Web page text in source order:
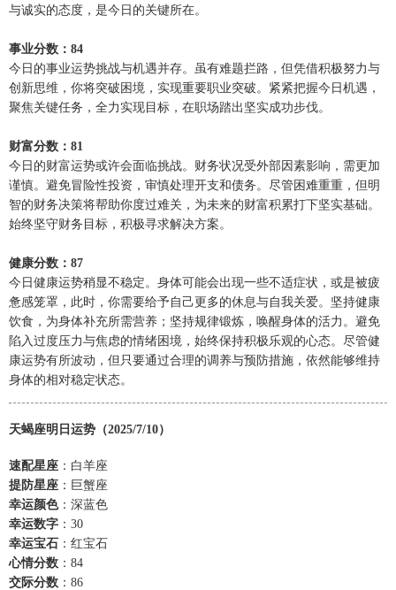
与诚实的态度，是今日的关键所在。
事业分数：84
今日的事业运势挑战与机遇并存。虽有难题拦路，但凭借积极努力与
创新思维，你将突破困境，实现重要职业突破。紧紧把握今日机遇，
聚焦关键任务，全力实现目标，在职场踏出坚实成功步伐。
财富分数：81
今日的财富运势或许会面临挑战。财务状况受外部因素影响，需更加
谨慎。避免冒险性投资，审慎处理开支和债务。尽管困难重重，但明
智的财务决策将帮助你度过难关，为未来的财富积累打下坚实基础。
始终坚守财务目标，积极寻求解决方案。
健康分数：87
今日健康运势稍显不稳定。身体可能会出现一些不适症状，或是被疲
惫感笼罩，此时，你需要给予自己更多的休息与自我关爱。坚持健康
饮食，为身体补充所需营养；坚持规律锻炼，唤醒身体的活力。避免
陷入过度压力与焦虑的情绪困境，始终保持积极乐观的心态。尽管健
康运势有所波动，但只要通过合理的调养与预防措施，依然能够维持
身体的相对稳定状态。
天蝎座明日运势（2025/7/10）
速配星座 ：白羊座
提防星座 ：巨蟹座
幸运颜色：深蓝色
幸运数字 ：30
幸运宝石 ：红宝石
心情分数 ：84
交际分数 ：86